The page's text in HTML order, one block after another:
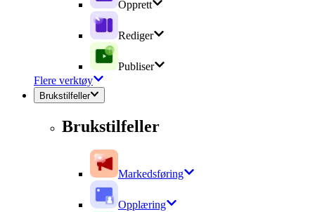
Opprett
Rediger
Publiser
Flere verktøy
Brukstilfeller
Brukstilfeller
Markedsføring
Opplæring